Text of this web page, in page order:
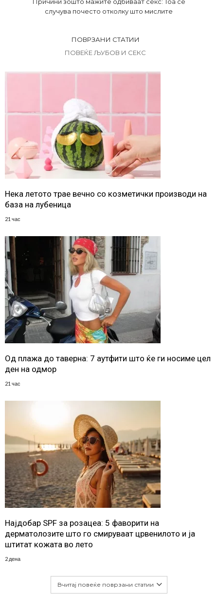
случува почесто отколку што мислите
ПОВРЗАНИ СТАТИИ
ПОВЕЌЕ ЉУБОВ И СЕКС
Нека летото трае вечно со козметички производи на
база на лубеница
21 час
Од плажа до таверна: 7 аутфити што ќе ги носиме цел
ден на одмор
21 час
Најдобар SPF за розацеа: 5 фаворити на
дерматолозите што го смируваат црвенилото и ја
штитат кожата во лето
2 дена
Вчитај повеќе поврзани статии